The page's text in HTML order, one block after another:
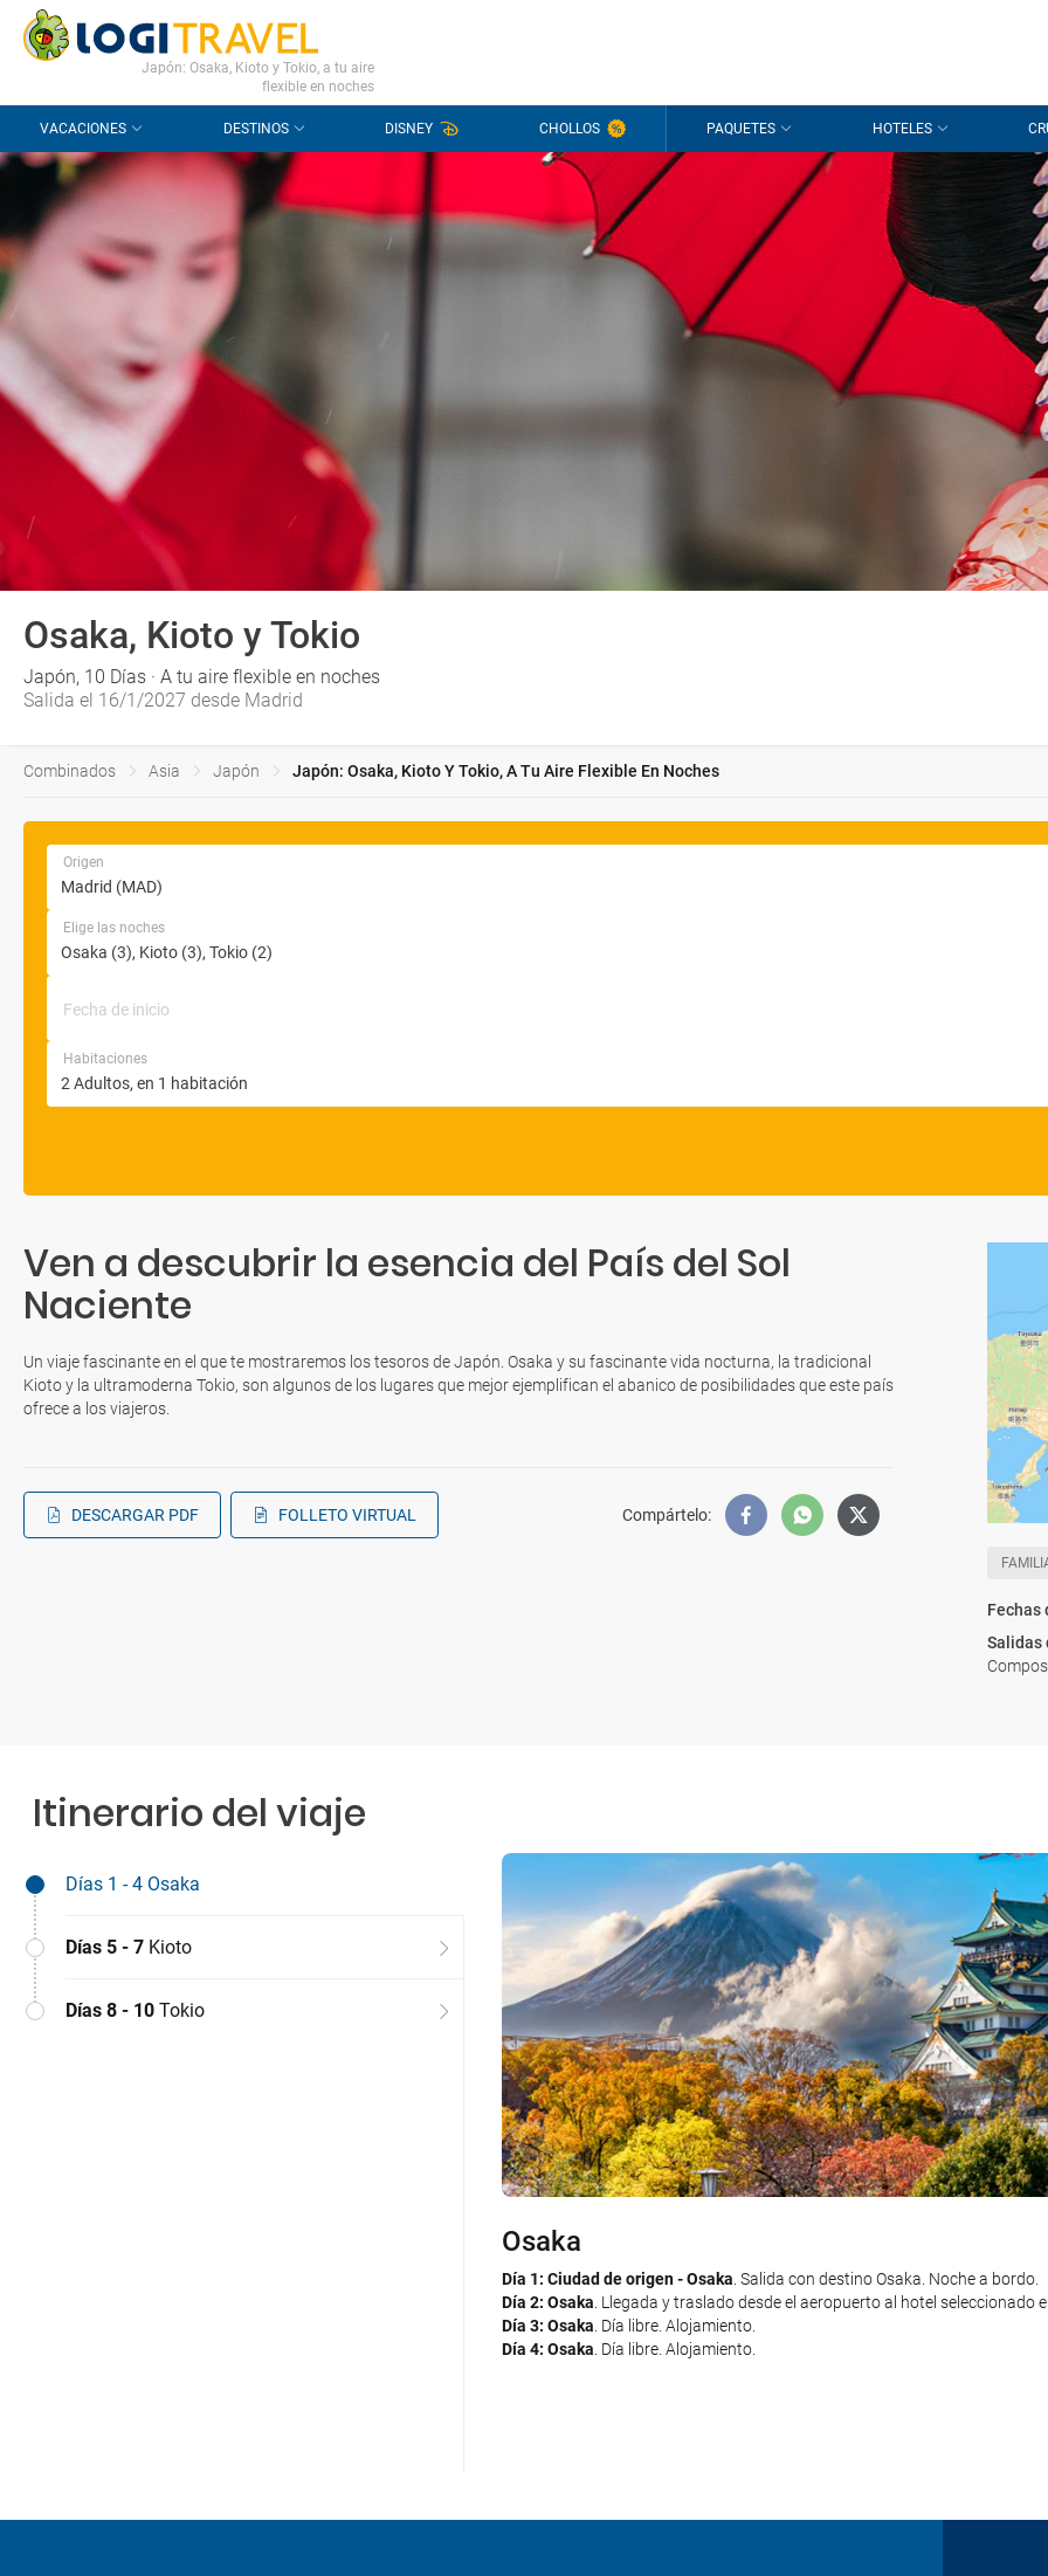
CONTACTO PREGUNTAS FRECUENTES
Japón: Osaka, Kioto y Tokio, a tu aire
flexible en noches
VACACIONES DESTINOS DISNEY CHOLLOS PAQUETES HOTELES
Osaka, Kioto y Tokio
Japón, 10 Días · A tu aire flexible en noches
Salida el 16/1/2027 desde Madrid
Combinados Asia Japón Japón: Osaka, Kioto Y Tokio, A Tu Aire Flexible En Noches
Origen
Elige las noches
Fecha de inicio
Habitaciones
Ven a descubrir la esencia del País del Sol
Naciente
Un viaje fascinante en el que te mostraremos los tesoros de Japón. Osaka y su fascinante vida nocturna, la tradicional
Kioto y la ultramoderna Tokio, son algunos de los lugares que mejor ejemplifican el abanico de posibilidades que este país
ofrece a los viajeros.
DESCARGAR PDF FOLLETO VIRTUAL Compártelo:
Fechas
Salidas
Itinerario del viaje
Días 1 - 4 Osaka
Días 5 - 7 Kioto
Días 8 - 10 Tokio
Osaka
Día 1: Ciudad de origen - Osaka. Salida con destino Osaka. Noche a bordo.
Día 2: Osaka. Llegada y traslado desde el aeropuerto al hotel seleccionado
Día 3: Osaka. Día libre. Alojamiento.
Día 4: Osaka. Día libre. Alojamiento.
Kioto
Día 5: Osaka - Kioto. Traslado desde el hotel seleccionado en Osaka al
Alojamiento.
Día 6: Kioto. Día libre. Alojamiento.
Día 7: Kioto. Día libre. Alojamiento.
Tokio
Día 8: Kioto - Tokio. Traslado desde el hotel seleccionado en Kioto al hotel
Alojamiento.
Día 9: Tokio. Día libre. Alojamiento.
Día 10: Tokio - Ciudad de origen. Traslado al aeropuerto por cuenta propia.